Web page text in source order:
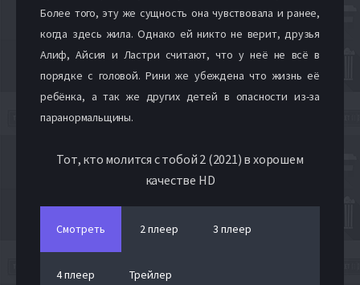
Более того, эту же сущность она чувствовала и ранее,
когда здесь жила. Однако ей никто не верит, друзья
Алиф, Айсия и Ластри считают, что у неё не всё в
порядке с головой. Рини же убеждена что жизнь её
ребёнка, а так же других детей в опасности из-за
паранормальщины.
Тот, кто молится с тобой 2 (2021) в хорошем
качестве HD
Смотреть 2 плеер 3 плеер
4 плеер Трейлер